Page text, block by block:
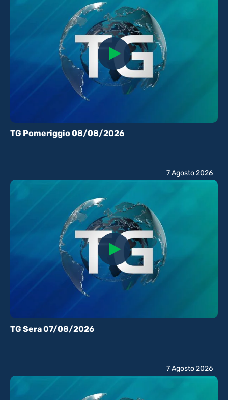
TG Pomeriggio 08/08/2026
TG Sera 07/08/2026
7 Agosto 2026
7 Agosto 2026